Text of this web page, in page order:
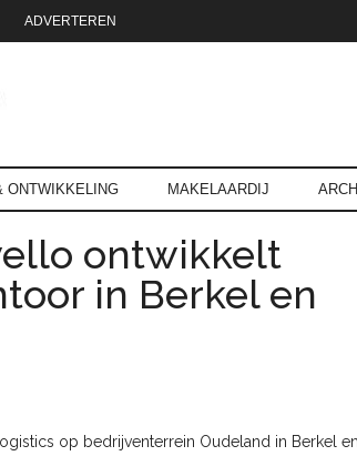
ADVERTEREN
ONTWIKKELING MAKELAARDIJ
ontwikkelt
in Berkel en
op bedrijventerrein Oudeland in Berkel